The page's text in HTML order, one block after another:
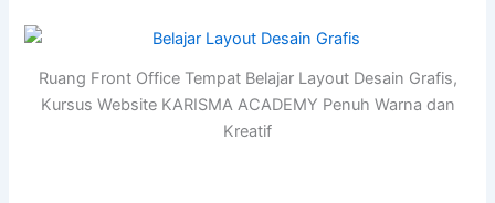
Ruang Front Office Tempat Belajar Layout Desain Grafis,
Kursus Website KARISMA ACADEMY Penuh Warna dan
Kreatif